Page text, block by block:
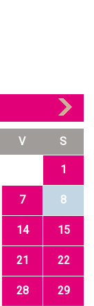
V S
1
7 8
14 15
21 22
28 29